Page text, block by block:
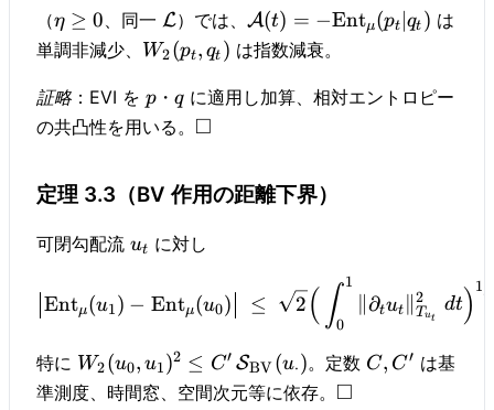
（η ≥ 0、同一 L）では、A(t) = −Entμ(pt ∣qt ) は
単調非減少、
W2(pt, qt ) は指数減衰。
証略 ：EVI を p ・ qに適用し加算、相対エントロピー
の共凸性を用いる。 □
定理 3.3（BV 作用の距離下界）
可閉勾配流 ut に対し
Entμ(u1) − Entμ(u0) ≤ 2 ( ∫0
1
∥∂tut ∥Tut
2 dt) 1/
特に W2(u0, u1)2 ≤ C′ SBV(u⋅)。定数 C, C′ は基
準測度、時間窓、空間次元等に依存。 □